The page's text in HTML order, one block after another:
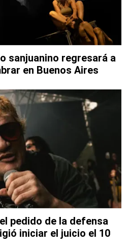
sanjuanino regresará a
en Buenos Aires
pedido de la defensa
iniciar el juicio el 10